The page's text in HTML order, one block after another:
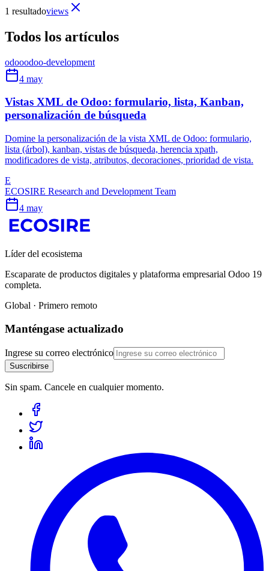
1 resultadoviews
Todos los artículos
odooodoo-development
4 may
Vistas XML de Odoo: formulario, lista, Kanban,
personalización de búsqueda
Domine la personalización de la vista XML de Odoo: formulario,
lista (árbol), kanban, vistas de búsqueda, herencia xpath,
modificadores de vista, atributos, decoraciones, prioridad de vista.
E
ECOSIRE Research and Development Team
4 may
Líder del ecosistema
Escaparate de productos digitales y plataforma empresarial Odoo 19
completa.
Global · Primero remoto
Manténgase actualizado
Ingrese su correo electrónico
Suscribirse
Sin spam. Cancele en cualquier momento.